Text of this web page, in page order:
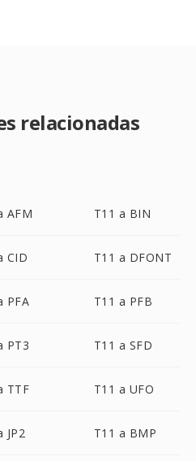
relacionadas
AFM T11 a BIN
CID T11 a DFONT
PFA T11 a PFB
PT3 T11 a SFD
TTF T11 a UFO
JP2 T11 a BMP